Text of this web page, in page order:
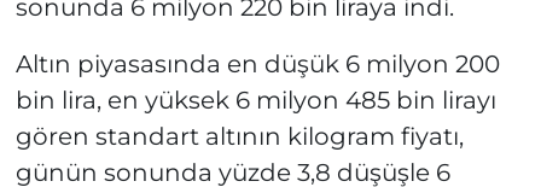
sonunda 6 milyon 220 bin liraya indi.
Altın piyasasında en düşük 6 milyon 200
bin lira, en yüksek 6 milyon 485 bin lirayı
gören standart altının kilogram fiyatı,
günün sonunda yüzde 3,8 düşüşle 6